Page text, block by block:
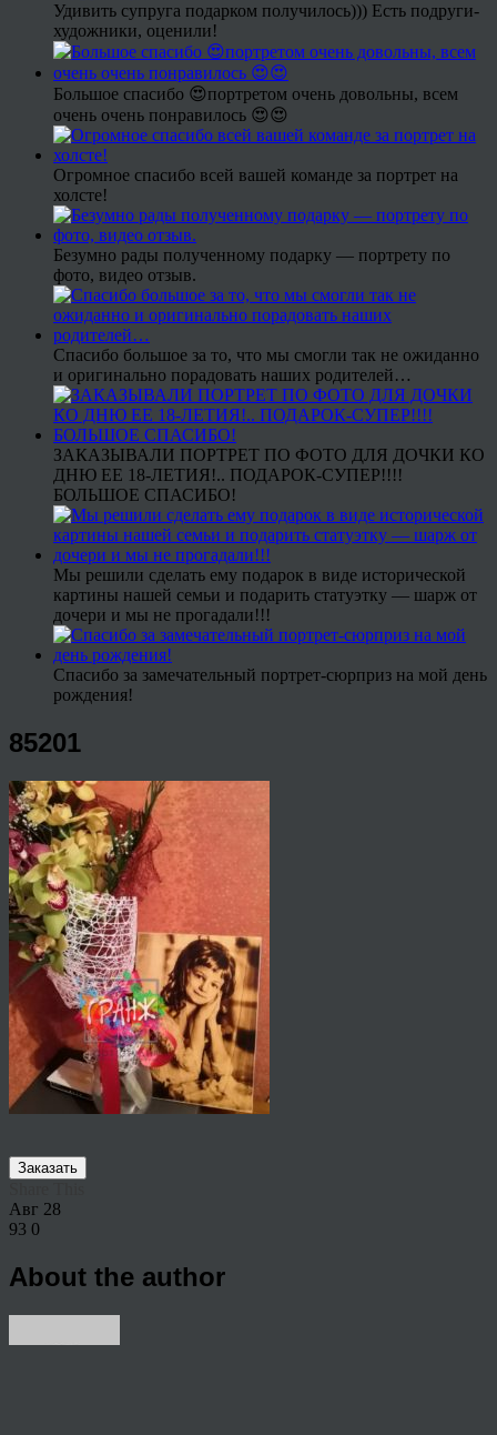
Удивить супруга подарком получилось))) Есть подруги-
художники, оценили!
Большое спасибо 😍портретом очень довольны, всем
очень очень понравилось 😍😍
Огромное спасибо всей вашей команде за портрет на
холсте!
Безумно рады полученному подарку — портрету по
фото, видео отзыв.
Спасибо большое за то, что мы смогли так не ожиданно
и оригинально порадовать наших родителей…
ЗАКАЗЫВАЛИ ПОРТРЕТ ПО ФОТО ДЛЯ ДОЧКИ КО
ДНЮ ЕЕ 18-ЛЕТИЯ!.. ПОДАРОК-СУПЕР!!!!
БОЛЬШОЕ СПАСИБО!
Мы решили сделать ему подарок в виде исторической
картины нашей семьи и подарить статуэтку — шарж от
дочери и мы не прогадали!!!
Спасибо за замечательный портрет-сюрприз на мой день
рождения!
85201
Заказать
Авг 28
93 0
About the author